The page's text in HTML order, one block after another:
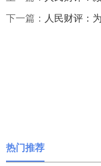
下一篇： 人民财评：
热门推荐